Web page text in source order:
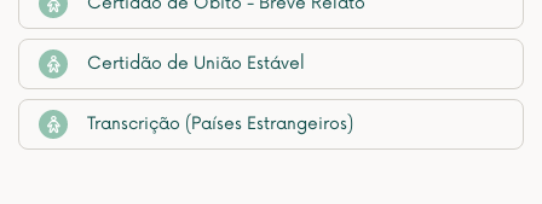
Certidão de União Estável
Transcrição (Países Estrangeiros)